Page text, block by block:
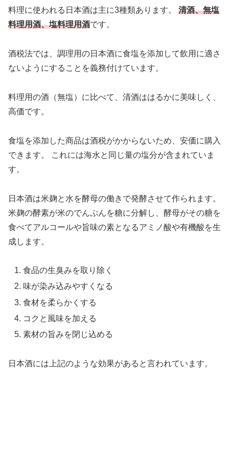
料理に使われる日本酒は主に3種類あります。 清酒、無塩
料理用酒、塩料理用酒です。
酒税法では、調理用の日本酒に食塩を添加して飲用に適さ
ないようにすることを義務付けています。
料理用の酒（無塩）に比べて、清酒ははるかに美味しく、
高価です。
食塩を添加した商品は酒税がかからないため、安価に購入
できます。 これには海水と同じ量の塩分が含まれていま
す。
日本酒は米麹と水を酵母の働きで発酵させて作られます。
米麹の酵素が米のでんぷんを糖に分解し、酵母がその糖を
食べてアルコールや旨味の素となるアミノ酸や有機酸を生
成します。
食品の生臭みを取り除く
味が染み込みやすくなる
食材を柔らかくする
コクと風味を加える
素材の旨みを閉じ込める
日本酒には上記のような効果があると言われています。